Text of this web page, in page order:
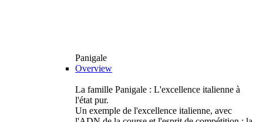
Panigale
Overview
La famille Panigale : L'excellence italienne à
l'état pur.
Un exemple de l'excellence italienne, avec